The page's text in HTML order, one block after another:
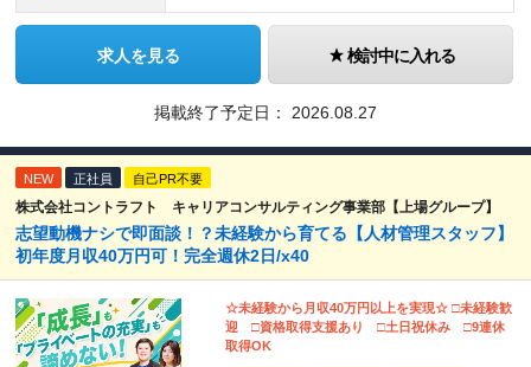
求人を見る 検討中に入れる
掲載終了予定日： 2026.08.27
NEW 正社員 自己PR不要
株式会社コントラフト キャリアコンサルティング事業部【上場グループ】
志望動機ナシで即面談！？未経験から育てる【人材管理スタッフ】
初年度⽉収40万円可！完全週休2日/x40
☆未経験から月収40万円以上を実現☆ □未経験歓
迎 □資格取得支援あり □土日祝休み □9連休
取得OK